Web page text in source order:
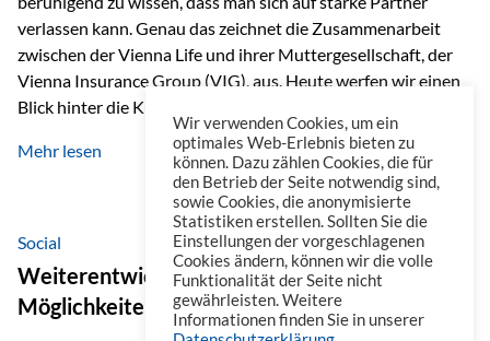
verlassen kann. Genau das zeichnet die Zusammenarbeit
zwischen der Vienna Life und ihrer Muttergesellschaft, der
Vienna Insurance Group (VIG), aus. Heute werfen wir einen
Blick hinter die Kulissen auf eine Unternehmensgruppe mit
beeindruckender Geschichte, gewachsenem Know-how und
einem stabilen Fundament. Ein starkes Netzwerk in ganz
Europa Die Vienna Insurance Group ist die führende
Versicherungsgruppe in Zentral- und Osteuropa. Mit über
50 Versicherungsgesellschaften in insgesamt 30 Ländern
verbindet sie regionale Stärke mit internationaler
Kompetenz.
Mehr lesen
Social
Weiterentwicklung im Berufsalltag: Welche
Möglichkeiten es gibt
Wir verwenden Cookies, um ein
optimales Web-Erlebnis bieten zu
können. Dazu zählen Cookies, die für
den Betrieb der Seite notwendig sind,
sowie Cookies, die anonymisierte
Statistiken erstellen. Sollten Sie die
Einstellungen der vorgeschlagenen
Cookies ändern, können wir die volle
Funktionalität der Seite nicht
gewährleisten. Weitere
Informationen finden Sie in unserer